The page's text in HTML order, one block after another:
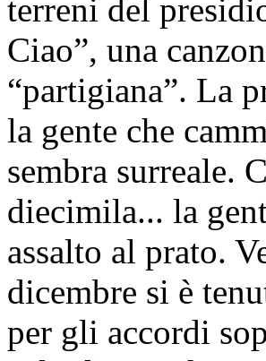
terreni del
Ciao”, una
“partigiana”. La
la gente che
sembra surreale.
diecimila... la
assalto al prato.
dicembre si è
per gli accordi